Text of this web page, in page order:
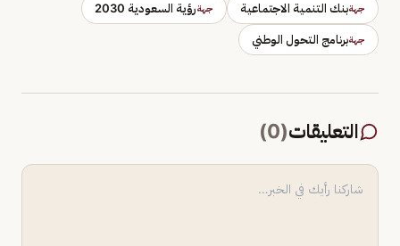
جهةبنك التنمية الاجتماعية جهةرؤية السعودية 2030
جهةبرنامج التحول الوطني
التعليقات(
0
)